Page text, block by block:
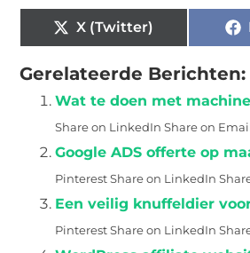
X (Twitter)
Gerelateerde Berichten:
Wat te doen met
Share on LinkedIn Share on
Google ADS offerte op
Pinterest Share on LinkedIn
Een veilig knuffeldier
Pinterest Share on LinkedIn